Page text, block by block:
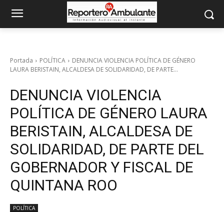
Portada POLÍTICA
DENUNCIA VIOLENCIA POLÍTICA DE GÉNERO
LAURA BERISTAIN, ALCALDESA DE SOLIDARIDAD, DE PARTE...
DENUNCIA VIOLENCIA
POLÍTICA DE GÉNERO LAURA
BERISTAIN, ALCALDESA DE
SOLIDARIDAD, DE PARTE DEL
GOBERNADOR Y FISCAL DE
QUINTANA ROO
POLÍTICA